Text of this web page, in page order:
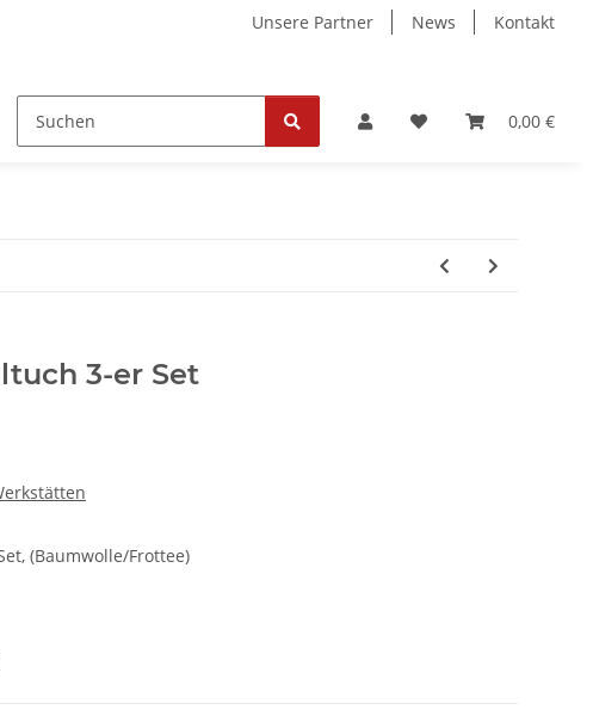
Unsere Partner News Kontakt
0,00 €
Heimatkollektion
3-er Set
(Baumwolle/Frottee)